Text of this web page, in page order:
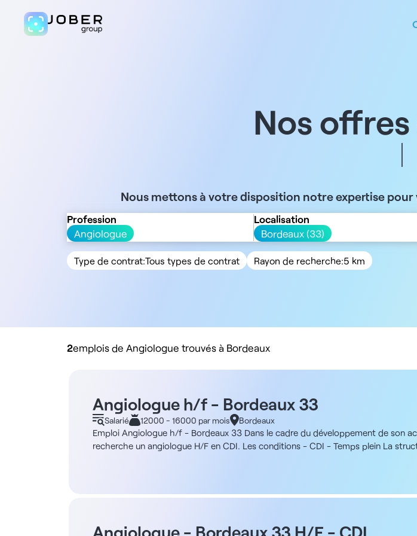
Nos
Nous mettons à votre disposition notre expertise
Profession
Angiologue
Localisation
Bordeaux (33)
Type de contrat:Tous types de contrat
Rachat de cabinet
Rayon de recherche:5 km
50 km
2emplois de Angiologue trouvés à Bordeaux
Angiologue h/f - Bordeaux 33
Salarié 12000 - 16000 par mois Bordeaux
Emploi Angiologue h/f - Bordeaux 33 Dans le cadre du développement de son
recherche un angiologue H/F en CDI. Les conditions - CDI - Temps plein La
offrant une activité centrée sur la consultation et l'hôpital de jour. Il dispose
technique pour le traitement thermique. La rémunération - selon la convention
Réalisation et supervision des procédures en hôpital de jour - Réalisation des
RTT cumulées par an - Accords d'intéressement et plan d'épargne entreprise -
Angiologue - Bordeaux 33 H/F - CDI